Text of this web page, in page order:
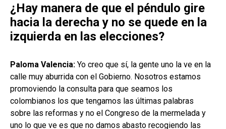
¿Hay manera de que el péndulo gire
hacia la derecha y no se quede en la
izquierda en las elecciones?
Paloma Valencia: Yo creo que sí, la gente uno la ve en la
calle muy aburrida con el Gobierno. Nosotros estamos
promoviendo la consulta para que seamos los
colombianos los que tengamos las últimas palabras
sobre las reformas y no el Congreso de la mermelada y
uno lo que ve es que no damos abasto recogiendo las